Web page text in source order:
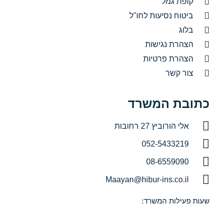
ביטוח נסיעות לחו"ל
בלוג
הצהרת נגישות
הצהרת פרטיות
צור קשר
כתובת המשרד
אלי הורוביץ 27 רחובות
052-5433219
08-6559090
Maayan@hibur-ins.co.il
שעות פעילות המשרד: